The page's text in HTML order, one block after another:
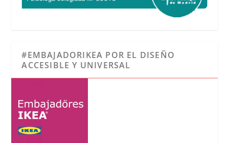
#EMBAJADORIKEA POR EL DISEÑO
ACCESIBLE Y UNIVERSAL